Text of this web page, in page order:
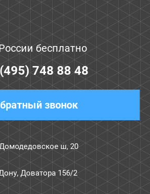
бесплатно
748 88 48
звонок
ш, 20
Доватора 156/2